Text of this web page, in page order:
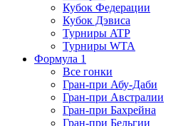
Кубок Федерации
Кубок Дэвиса
Турниры ATP
Турниры WTA
Формула 1
Все гонки
Гран-при Абу-Даби
Гран-при Австралии
Гран-при Бахрейна
Гран-при Бельгии